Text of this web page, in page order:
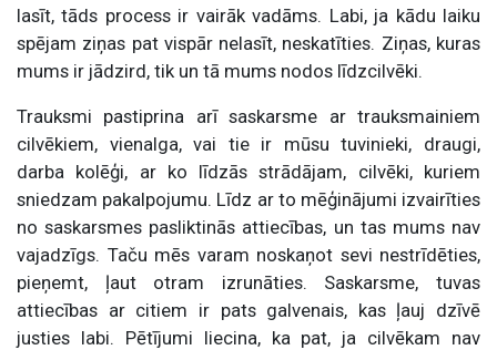
lasīt, tāds process ir vairāk vadāms. Labi, ja kādu laiku
spējam ziņas pat vispār nelasīt, neskatīties. Ziņas, kuras
mums ir jādzird, tik un tā mums nodos līdzcilvēki.
Trauksmi pastiprina arī saskarsme ar trauksmainiem
cilvēkiem, vienalga, vai tie ir mūsu tuvinieki, draugi,
darba kolēģi, ar ko līdzās strādājam, cilvēki, kuriem
sniedzam pakalpojumu. Līdz ar to mēģinājumi izvairīties
no saskarsmes pasliktinās attiecības, un tas mums nav
vajadzīgs. Taču mēs varam noskaņot sevi nestrīdēties,
pieņemt, ļaut otram izrunāties. Saskarsme, tuvas
attiecības ar citiem ir pats galvenais, kas ļauj dzīvē
justies labi. Pētījumi liecina, ka pat, ja cilvēkam nav